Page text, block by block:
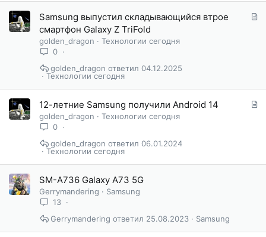
С
Samsung выпустил складывающийся втрое
смартфон Galaxy Z TriFold
golden_dragon
Технологии сегодня
0
Технологии сегодня
04.12.2025
golden_dragon
С
12-летние Samsung получили Android 14
golden_dragon
Технологии сегодня
0
Технологии сегодня
06.01.2024
golden_dragon
SM-A736 Galaxy A73 5G
Gerrymandering
Samsung
13
Samsung
25.08.2023
Gerrymandering